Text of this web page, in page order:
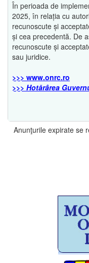
În perioada de
2025, în relația cu
recunoscute și
și cea precedentă. De
recunoscute și
sau juridice.
>>> www.onrc.ro
>>> Hotărârea
Anunţurile expirate se